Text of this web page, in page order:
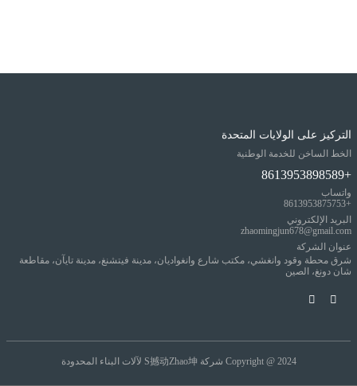
التركيز على الولايات المتحدة
الخط الساخن للخدمة الوطنية
+8613953898589
واتساب
+8613953875753
البريد الإلكتروني
zhaomingjun678@gmail.com
عنوان الشركة
شرق محطة وقود وانغشي، مكتب شارع وانغواديان، مدينة فيتشنغ، مدينة تايآن، مقاطعة
شان دونغ، الصين
Copyright @ 2024 شركة S撼动Zhao坤 لآلات البناء المحدودة